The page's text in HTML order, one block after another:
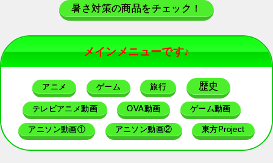
暑さ対策の商品をチェック！
メインメニューです♪
アニメ ゲーム 旅行 歴史
テレビアニメ動画 OVA動画 ゲーム動画
アニソン動画① アニソン動画② 東方Project